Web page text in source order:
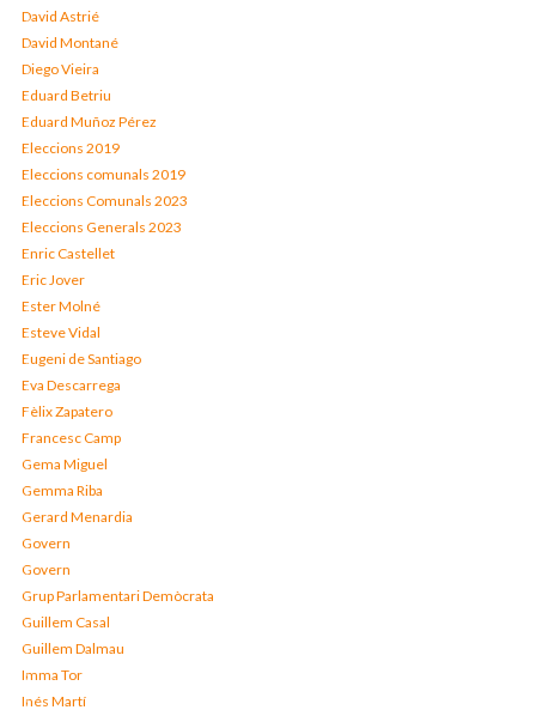
David Astrié
David Montané
Diego Vieira
Eduard Betriu
Eduard Muñoz Pérez
Eleccions 2019
Eleccions comunals 2019
Eleccions Comunals 2023
Eleccions Generals 2023
Enric Castellet
Eric Jover
Ester Molné
Esteve Vidal
Eugeni de Santiago
Eva Descarrega
Fèlix Zapatero
Francesc Camp
Gema Miguel
Gemma Riba
Gerard Menardia
Govern
Govern
Grup Parlamentari Demòcrata
Guillem Casal
Guillem Dalmau
Imma Tor
Inés Martí